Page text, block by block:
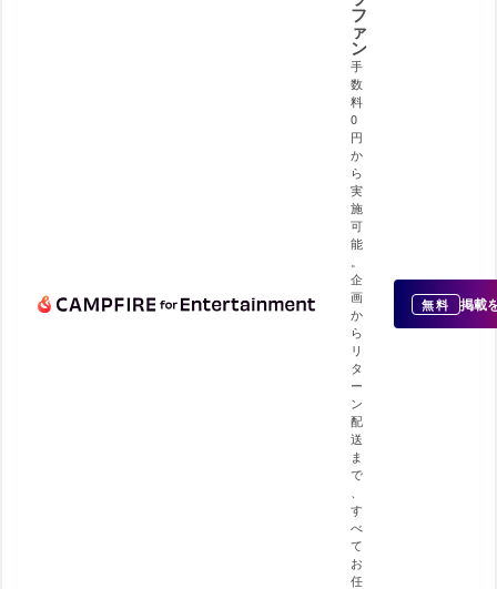
フ
ァ
ン
手
数
料
0
円
か
ら
実
施
可
能
。
企
画
か
ら
リ
タ
ー
ン
配
送
ま
で
、
す
べ
て
お
任
無料 掲載